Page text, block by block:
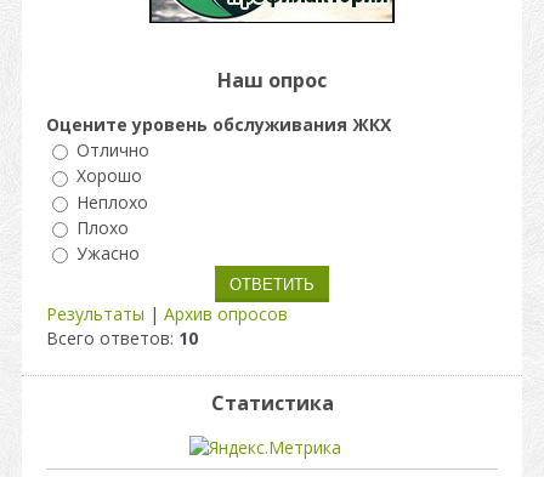
Наш опрос
Оцените уровень обслуживания ЖКХ
Отлично
Хорошо
Неплохо
Плохо
Ужасно
Результаты | Архив опросов
Всего ответов: 10
Статистика